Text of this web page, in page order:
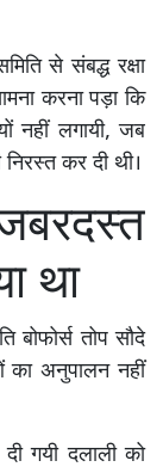
से संबद्ध रक्षा
करना पड़ा कि
नहीं लगायी, जब
निरस्त कर दी थी।
था
बोफोर्स तोप सौदे
अनुपालन नहीं
गयी दलाली को